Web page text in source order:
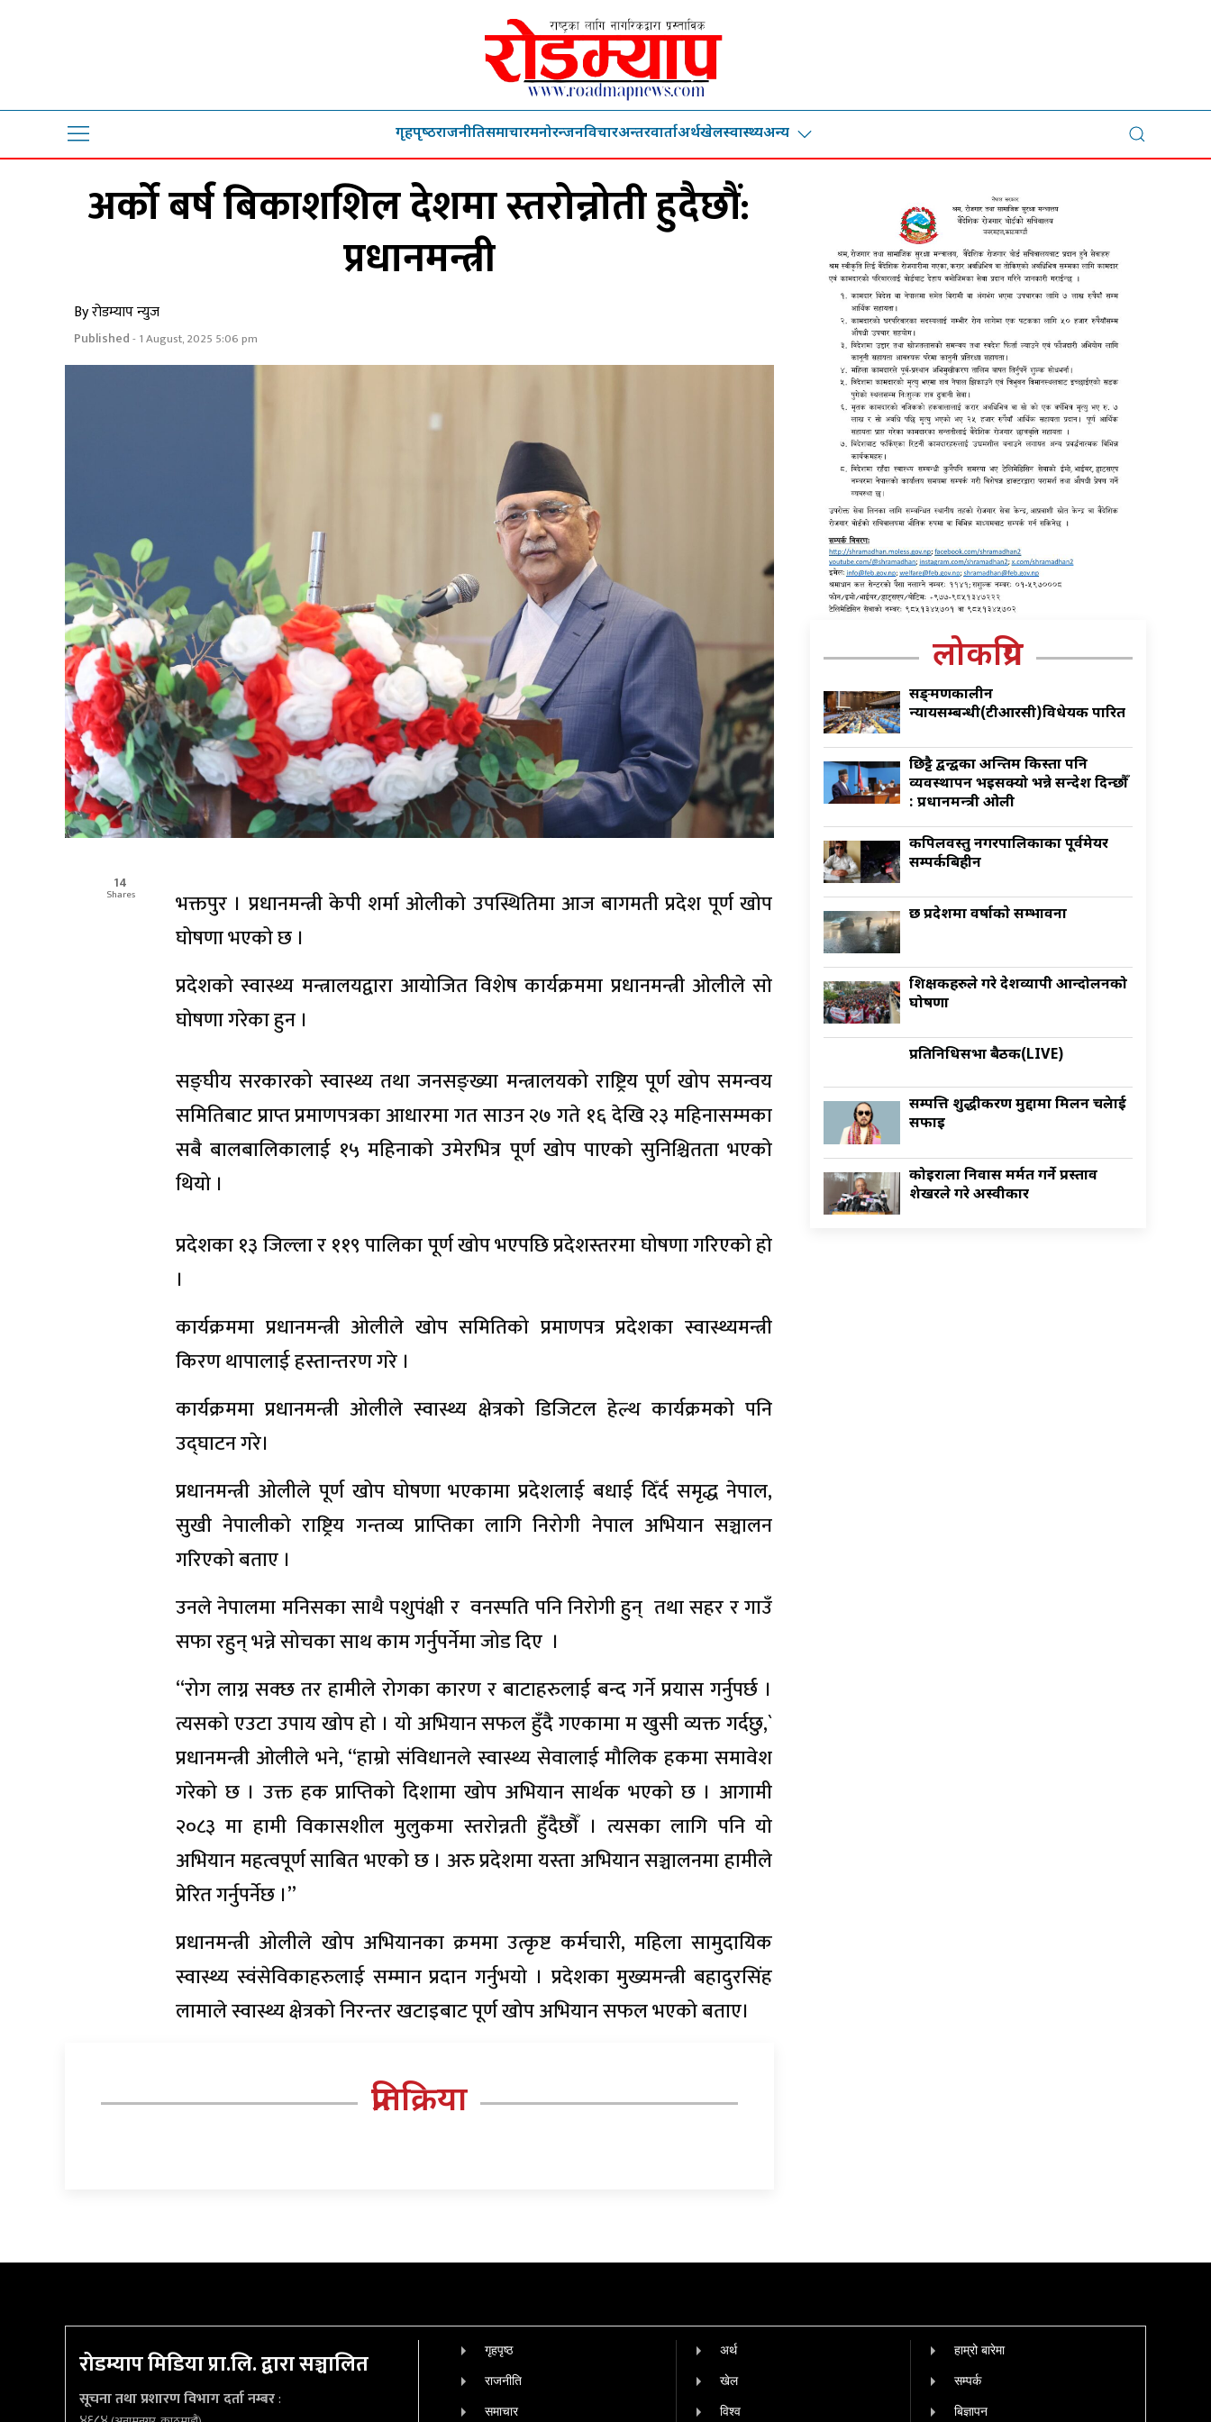
गृहपृष्‍ठराजनीतिसमाचारमनोरन्जनविचारअन्तरवार्ताअर्थखेलस्वास्थ्यअन्य
अर्को बर्ष बिकाशशिल देशमा स्तरोन्नोती हुदैछौं:
प्रधानमन्त्री
By रोडम्याप न्युज
Published- 1 August, 2025 5:06 pm
14
Shares
भक्तपुर । प्रधानमन्त्री केपी शर्मा ओलीको उपस्थितिमा आज बागमती प्रदेश पूर्ण खोप
घोषणा भएको छ ।
प्रदेशको स्वास्थ्य मन्त्रालयद्वारा आयोजित विशेष कार्यक्रममा प्रधानमन्त्री ओलीले सो
घोषणा गरेका हुन ।
सङ्घीय सरकारको स्वास्थ्य तथा जनसङ्ख्या मन्त्रालयको राष्ट्रिय पूर्ण खोप समन्वय
समितिबाट प्राप्त प्रमाणपत्रका आधारमा गत साउन २७ गते १६ देखि २३ महिनासम्मका
सबै बालबालिकालाई १५ महिनाको उमेरभित्र पूर्ण खोप पाएको सुनिश्चितता भएको
थियो ।
प्रदेशका १३ जिल्ला र ११९ पालिका पूर्ण खोप भएपछि प्रदेशस्तरमा घोषणा गरिएको हो
।
कार्यक्रममा प्रधानमन्त्री ओलीले खोप समितिको प्रमाणपत्र प्रदेशका स्वास्थ्यमन्त्री
किरण थापालाई हस्तान्तरण गरे ।
कार्यक्रममा प्रधानमन्त्री ओलीले स्वास्थ्य क्षेत्रको डिजिटल हेल्थ कार्यक्रमको पनि
उद्घाटन गरे।
प्रधानमन्त्री ओलीले पूर्ण खोप घोषणा भएकामा प्रदेशलाई बधाई दिँर्द समृद्ध नेपाल,
सुखी नेपालीको राष्ट्रिय गन्तव्य प्राप्तिका लागि निरोगी नेपाल अभियान सञ्चालन
गरिएको बताए ।
उनले नेपालमा मनिसका साथै पशुपंक्षी र वनस्पति पनि निरोगी हुन् तथा सहर र गाउँ
सफा रहुन् भन्ने सोचका साथ काम गर्नुपर्नेमा जोड दिए ।
“रोग लाग्न सक्छ तर हामीले रोगका कारण र बाटाहरुलाई बन्द गर्ने प्रयास गर्नुपर्छ ।
त्यसको एउटा उपाय खोप हो । यो अभियान सफल हुँदै गएकामा म खुसी व्यक्त गर्दछु,`
प्रधानमन्त्री ओलीले भने, “हाम्रो संविधानले स्वास्थ्य सेवालाई मौलिक हकमा समावेश
गरेको छ । उक्त हक प्राप्तिको दिशामा खोप अभियान सार्थक भएको छ । आगामी
२०८३ मा हामी विकासशील मुलुकमा स्तरोन्नती हुँदैछौँ । त्यसका लागि पनि यो
अभियान महत्वपूर्ण साबित भएको छ । अरु प्रदेशमा यस्ता अभियान सञ्चालनमा हामीले
प्रेरित गर्नुपर्नेछ ।”
प्रधानमन्त्री ओलीले खोप अभियानका क्रममा उत्कृष्ट कर्मचारी, महिला सामुदायिक
स्वास्थ्य स्वंसेविकाहरुलाई सम्मान प्रदान गर्नुभयो । प्रदेशका मुख्यमन्त्री बहादुरसिंह
लामाले स्वास्थ्य क्षेत्रको निरन्तर खटाइबाट पूर्ण खोप अभियान सफल भएको बताए।
प्रतिक्रिया
लोकप्रिय
सङ्क्रमणकालीन
न्यायसम्बन्धी(टीआरसी)विधेयक पारित
छिट्टै द्वन्द्वका अन्तिम किस्ता पनि
व्यवस्थापन भइसक्यो भन्ने सन्देश दिन्छौँ
: प्रधानमन्त्री ओली
कपिलवस्तु नगरपालिकाका पूर्वमेयर
सम्पर्कबिहीन
छ प्रदेशमा वर्षाकाे सम्भावना
शिक्षकहरुले गरे देशव्यापी आन्दोलनको
घोषणा
प्रतिनिधिसभा बैठक(LIVE)
सम्पत्ति शुद्धीकरण मुद्दामा मिलन चक्रेलाई
सफाइ
कोइराला निवास मर्मत गर्ने प्रस्ताव
शेखरले गरे अस्वीकार
रोडम्याप मिडिया प्रा.लि. द्वारा सञ्चालित
सूचना तथा प्रशारण विभाग दर्ता नम्बर:
गृहपृष्‍ठ
राजनीति
समाचार
अर्थ
खेल
विश्व
हाम्रो बारेमा
सम्पर्क
बिज्ञापन